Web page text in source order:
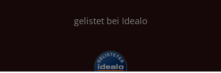
gelistet bei Idealo